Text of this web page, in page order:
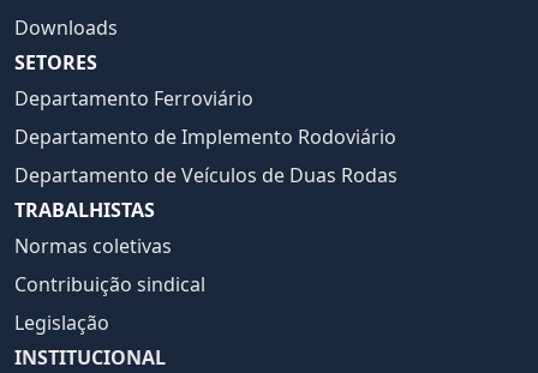
Downloads
SETORES
Departamento Ferroviário
Departamento de Implemento Rodoviário
Departamento de Veículos de Duas Rodas
TRABALHISTAS
Normas coletivas
Contribuição sindical
Legislação
INSTITUCIONAL